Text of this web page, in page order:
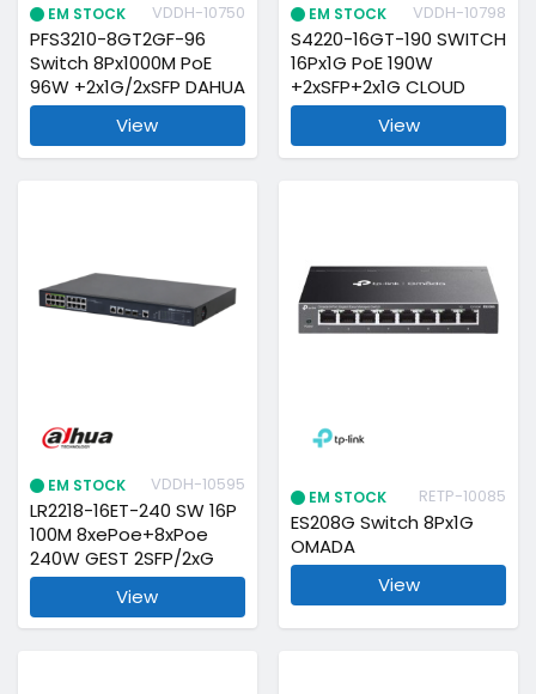
EM STOCK VDDH-10750
PFS3210-8GT2GF-96
Switch 8Px1000M PoE
96W +2x1G/2xSFP DAHUA
View
EM STOCK VDDH-10798
S4220-16GT-190 SWITCH
16Px1G PoE 190W
+2xSFP+2x1G CLOUD
View
EM STOCK VDDH-10595
LR2218-16ET-240 SW 16P
100M 8xePoe+8xPoe
240W GEST 2SFP/2xG
View
EM STOCK RETP-10085
ES208G Switch 8Px1G
OMADA
View